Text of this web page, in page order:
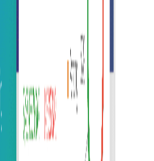
อนข้อมูลและตรวจสอบความถูกต้อง
ออกใบแจ้งหนี้มีความแม่นยำและ
ละความคืบหน้าการชำระเงินแบบ